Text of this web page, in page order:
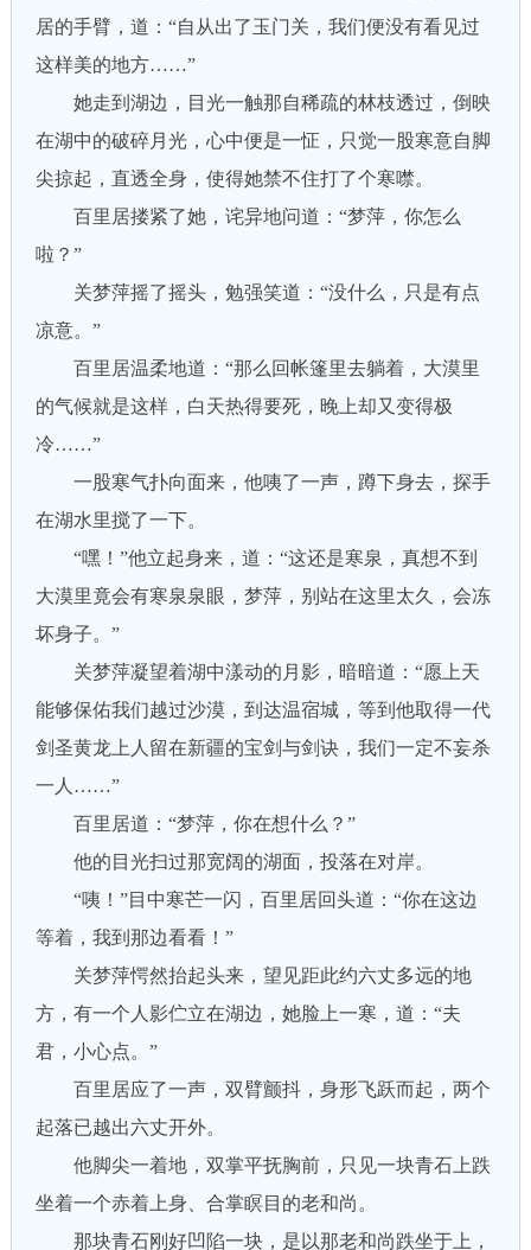
居的手臂，道：“自从出了玉门关，我们便没有看见过
这样美的地方……”
她走到湖边，目光一触那自稀疏的林枝透过，倒映
在湖中的破碎月光，心中便是一怔，只觉一股寒意自脚
尖掠起，直透全身，使得她禁不住打了个寒噤。
百里居搂紧了她，诧异地问道：“梦萍，你怎么
啦？”
关梦萍摇了摇头，勉强笑道：“没什么，只是有点
凉意。”
百里居温柔地道：“那么回帐篷里去躺着，大漠里
的气候就是这样，白天热得要死，晚上却又变得极
冷……”
一股寒气扑向面来，他咦了一声，蹲下身去，探手
在湖水里搅了一下。
“嘿！”他立起身来，道：“这还是寒泉，真想不到
大漠里竟会有寒泉泉眼，梦萍，别站在这里太久，会冻
坏身子。”
关梦萍凝望着湖中漾动的月影，暗暗道：“愿上天
能够保佑我们越过沙漠，到达温宿城，等到他取得一代
剑圣黄龙上人留在新疆的宝剑与剑诀，我们一定不妄杀
一人……”
百里居道：“梦萍，你在想什么？”
他的目光扫过那宽阔的湖面，投落在对岸。
“咦！”目中寒芒一闪，百里居回头道：“你在这边
等着，我到那边看看！”
关梦萍愕然抬起头来，望见距此约六丈多远的地
方，有一个人影伫立在湖边，她脸上一寒，道：“夫
君，小心点。”
百里居应了一声，双臂颤抖，身形飞跃而起，两个
起落已越出六丈开外。
他脚尖一着地，双掌平抚胸前，只见一块青石上跌
坐着一个赤着上身、合掌瞑目的老和尚。
那块青石刚好凹陷一块，是以那老和尚跌坐于上，